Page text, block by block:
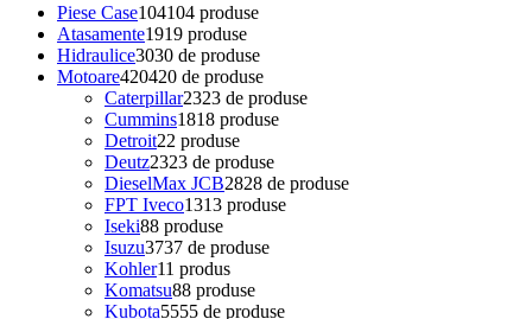
Piese Case104104 produse
Atasamente1919 produse
Hidraulice3030 de produse
Motoare420420 de produse
Caterpillar2323 de produse
Cummins1818 produse
Detroit22 produse
Deutz2323 de produse
DieselMax JCB2828 de produse
FPT Iveco1313 produse
Iseki88 produse
Isuzu3737 de produse
Kohler11 produs
Komatsu88 produse
Kubota5555 de produse